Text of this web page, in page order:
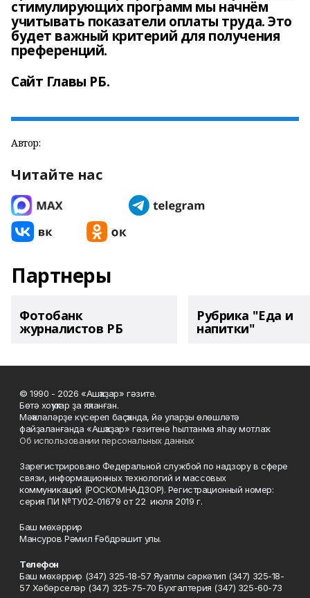
стимулирующих программ мы начнём
учитывать показатели оплаты труда. Это
будет важный критерий для получения
преференций.
Сайт Главы РБ.
Автор:
Читайте нас
Партнеры
Фотобанк
журналистов РБ
Рубрика "Еда и
напитки"
© 1990 - 2026 «Ашҡаҙар» гәзите.
Бөтә хоҡуҡтар ҙа яҡланған.
Мәҡәләләрҙе күсереп баҫҡанда, йә уларҙы өлөшләтә
файҙаланғанда «Ашҡаҙар» гәзитенә һылтанма яһау мотлаҡ.
Об использовании персональных данных
Зарегистрировано Федеральной службой по надзору в сфере
связи, информационных технологий и массовых
коммуникаций (РОСКОМНАДЗОР). Регистрационный номер:
серия ПИ №ТУ02-01679 от 22 июля 2019 г.
Баш мөхәррир
Мансуров Рәмил Ғәбдрәшит улы.
Телефон
Баш мөхәррир (347) 325-18-57 Яуаплы сәркәтип (347) 325-18-
57 Хәбәрселәр (347) 325-75-70 Бухгалтерия (347) 325-60-73